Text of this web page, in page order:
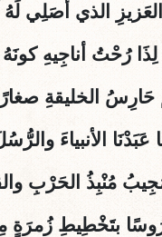
الذي أصَلِي لَهُ
رُحْتُ أناجِيهِ كونَهُ
حَارِسُ الخليقةِ
الأنبياءَ
مُنْبِذُ الحَرْبِ
بتَخْطِيطِ زُمرَةٍ